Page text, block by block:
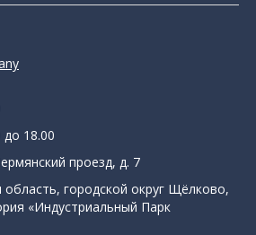
18.00
проезд, д. 7
городской округ Щёлково,
«Индустриальный Парк